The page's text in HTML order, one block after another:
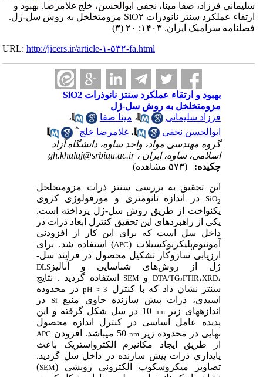
سلیمانی فرزاد، صفا مینا، نجفی ابوالحسن، خلج غلامرضا. بهبود و
ارتقاء عملکرد سنتز نانوذرات SiO۲ مزومتخلخل به روش سل-ژل.
فصلنامه سرامیک ایران. ۱۴۰۳; ۲۰ (۳)
URL:http://jicers.ir/article-۱-۵۳۲-fa.html
بهبود و ارتقاء عملکرد سنتز نانوذرات SiO2
مزومتخلخل به روش سل-ژل
فرزاد سلیمانی
،مینا صفا
،
ابوالحسن نجفی
،غلامرضا خلج
گروه مهندسی مواد، واحد ساوه، دانشگاه آزاد
اسلامی، ساوه، ایران ، gh.khalaj@srbiau.ac.ir
چکیده:
این تحقیق به بررسی سنتز ذرات مزومتخلخل
SiOدر اندازه نانومتری و مورفولوژی کروی
یکنواخت از طریق روش سل-ژل پرداخته است.
یکی از راهبردهای این تحقیق کنترل ابعاد ذرات در
داخل سل است که برای این کار از افزودنی
آمونیومپلی­کربوکسیلات ( APC) استفاده شد. برای
ارزیابی سازوکار تشکیل محصول در فرایند سل-
ژل از روشهای شناسایی و آنالیزDLS
XRD،FTIR،DTA/TGوSEMاستفاده گردید . نتایج
سنتز نشان داد که با کنترلpH ≈ 3در محدوده
اسیدی، ذرات پیش سازنده حاوی منبع Siدر
اندازه­های زیر nm
10 در سل شکل گرفته و این
پدیده عامل اساسی در کنترل اندازه محصول
نهایی در محدوده زیرnm50 می­باشد. افزودن APC
از طریق ایجاد مکانیزم الکترواستریک باعث
پایداری ذرات پیش سازنده در داخل سل گردید.
تصاویر میکروسکوپ الکترونی روبشی (
SEM
)